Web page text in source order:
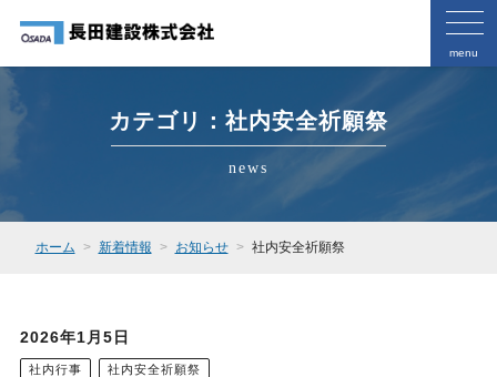
menu
カテゴリ：社内安全祈願祭
news
ホーム 新着情報 お知らせ 社内安全祈願祭
2026年1月5日
社内行事 社内安全祈願祭